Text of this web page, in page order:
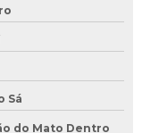
Sá
do Mato Dentro